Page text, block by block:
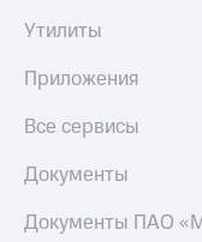
Утилиты
Приложения
Все сервисы
Документы
Документы ПАО